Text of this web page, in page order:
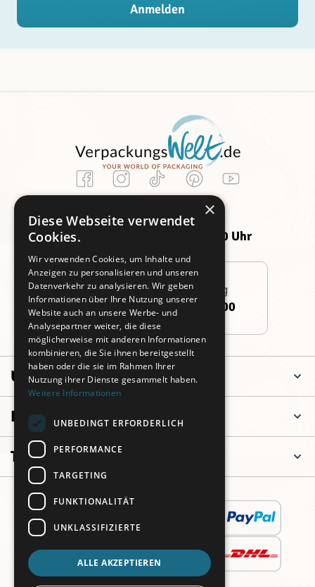
Anmelden
Kundenservice
Montag -
Donnerstag:
09:00 - 16:00 Uhr
Freitag:
09:00 - 14:00 Uhr
Persönliche Beratung
+49 (0)911 3260 6700
Unternehmen
Informationen
Top Kategorien
×
Diese Webseite verwendet
Cookies.
Wir verwenden Cookies, um Inhalte und
Anzeigen zu personalisieren und unseren
Datenverkehr zu analysieren. Wir geben
Informationen über Ihre Nutzung unserer
Website auch an unsere Werbe- und
Analysepartner weiter, die diese
möglicherweise mit anderen Informationen
kombinieren, die Sie ihnen bereitgestellt
haben oder die sie im Rahmen Ihrer
Nutzung ihrer Dienste gesammelt haben.
Weitere Informationen
UNBEDINGT ERFORDERLICH
PERFORMANCE
TARGETING
FUNKTIONALITÄT
UNKLASSIFIZIERTE
ALLE AKZEPTIEREN